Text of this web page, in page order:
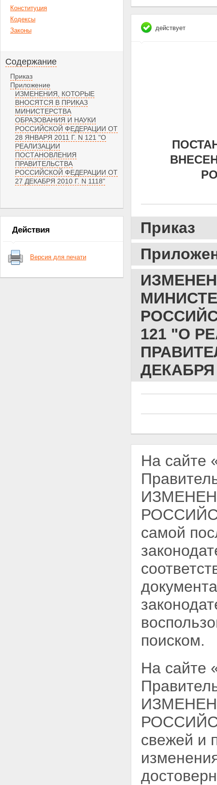
Конституция
Кодексы
Законы
Содержание
Приказ
Приложение
ИЗМЕНЕНИЯ, КОТОРЫЕ
ВНОСЯТСЯ В ПРИКАЗ
МИНИСТЕРСТВА
ОБРАЗОВАНИЯ И НАУКИ
РОССИЙСКОЙ ФЕДЕРАЦИИ ОТ
28 ЯНВАРЯ 2011 Г. N 121 "О
РЕАЛИЗАЦИИ
ПОСТАНОВЛЕНИЯ
ПРАВИТЕЛЬСТВА
РОССИЙСКОЙ ФЕДЕРАЦИИ ОТ
27 ДЕКАБРЯ 2010 Г. N 1118"
Действия
Версия для печати
действует
Приказ
121 "О
ДЕКАБРЯ
На сайте
самой
поиском.
На сайте
свежей и